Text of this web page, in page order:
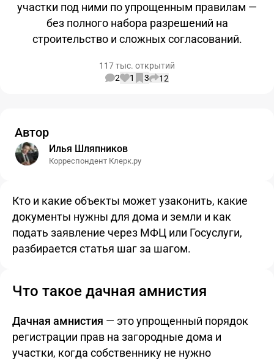
участки под ними по упрощенным правилам —
без полного набора разрешений на
строительство и сложных согласований.
117 тыс. открытий
2
1 3 12
Автор
Илья Шляпников
Корреспондент Клерк.ру
Кто и какие объекты может узаконить, какие
документы нужны для дома и земли и как
подать заявление через МФЦ или Госуслуги,
разбирается статья шаг за шагом.
Что такое дачная амнистия
Дачная амнистия — это упрощенный порядок
регистрации прав на загородные дома и
участки, когда собственнику не нужно